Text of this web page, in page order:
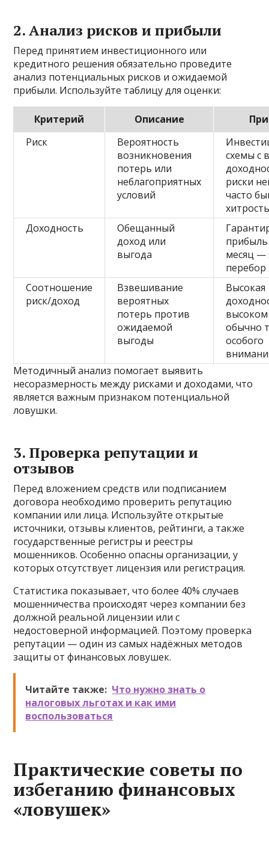
2. Анализ рисков и прибыли
Перед принятием инвестиционного или
кредитного решения обязательно проведите
анализ потенциальных рисков и ожидаемой
прибыли. Используйте таблицу для оценки:
Критерий Описание
Риск
Вероятность
возникновения
потерь или
неблагоприятных
условий
схемы с
риски
часто
Доходность
Обещанный
доход или
выгода
прибыль
месяц —
перебор
Соотношение
риск/доход
Взвешивание
вероятных
потерь против
ожидаемой
выгоды
Высокая
обычно
особого
Методичный анализ помогает выявить
несоразмерность между рисками и доходами, что
является важным признаком потенциальной
ловушки.
3. Проверка репутации и
отзывов
Перед вложением средств или подписанием
договора необходимо проверить репутацию
компании или лица. Используйте открытые
источники, отзывы клиентов, рейтинги, а также
государственные регистры и реестры
мошенников. Особенно опасны организации, у
которых отсутствует лицензия или регистрация.
Статистика показывает, что более 40% случаев
мошенничества происходят через компании без
должной реальной лицензии или с
недостоверной информацией. Поэтому проверка
репутации — один из самых надёжных методов
защиты от финансовых ловушек.
Читайте также: Что нужно знать о
налоговых льготах и как ими
воспользоваться
Практические советы по
избеганию финансовых
«ловушек»